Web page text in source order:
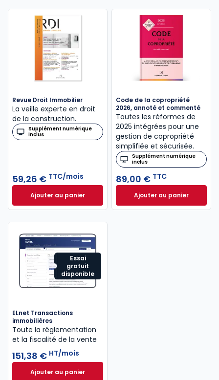
Revue Droit Immobilier
La veille experte en droit
de la construction.
Supplément numérique
inclus
59,26 € TTC/mois
Ajouter au panierRevue Droit Immobilier à 59,26 €TTC/mois
Code de la copropriété
2026, annoté et commenté
Toutes les réformes de
2025 intégrées pour une
gestion de copropriété
simplifiée et sécurisée.
Supplément numérique
inclus
89,00 € TTC
Ajouter au panier
Code de la
Essai
gratuit
disponible
ELnet Transactions
immobilières
Toute la réglementation
et la fiscalité de la vente
151,38 € HT/mois
Ajouter au panierELnet Transactions immobilières à 151,38 €